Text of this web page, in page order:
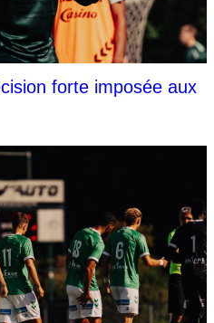
forte imposée aux